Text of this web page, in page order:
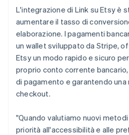
L'integrazione di Link su Etsy è
aumentare il tasso di
elaborazione. I pagamenti
un wallet sviluppato da Stripe,
Etsy un modo rapido e sicuro
proprio conto corrente
di pagamento e garantendo
checkout.
"Quando valutiamo nuovi
priorità all'accessibilità e alle